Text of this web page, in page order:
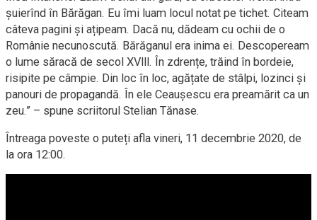
șuierînd în Bărăgan. Eu îmi luam locul notat pe tichet. Citeam
câteva pagini și ațipeam. Dacă nu, dădeam cu ochii de o
Românie necunoscută. Bărăganul era inima ei. Descopeream
o lume săracă de secol XVlll. În zdrențe, trăind în bordeie,
risipite pe câmpie. Din loc în loc, agățate de stâlpi, lozinci și
panouri de propagandă. În ele Ceaușescu era preamărit ca un
zeu.” – spune scriitorul Stelian Tănase.
Întreaga poveste o puteți afla vineri, 11 decembrie 2020, de
la ora 12:00.